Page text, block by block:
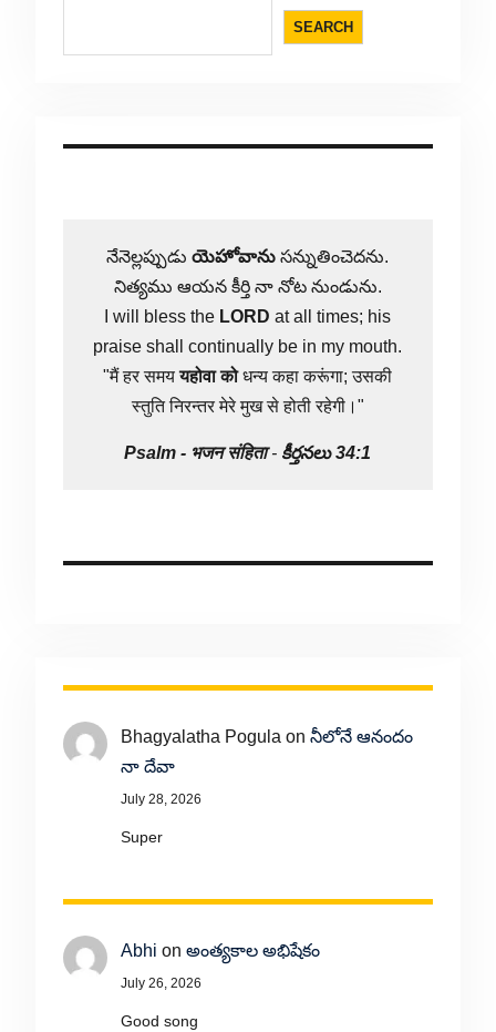
SEARCH
నేనెల్లప్పుడుయెహోవాను సన్నుతించెదను.
నిత్యము ఆయన కీర్తి నా నోట నుండును.
I will bless the LORD at all times; his
praise shall continually be in my mouth.
"मैं हर समययहोवा कोधन्य कहा करूंगा; उसकी
स्तुति निरन्तर मेरे मुख से होती रहेगी।"
Psalm - भजन संहिता- కీర్తనలు 34:1
Bhagyalatha Pogula on నీలోనే ఆనందం
నా దేవా
July 28, 2026
Super
Abhi on అంత్యకాల అభిషేకం
July 26, 2026
Good song